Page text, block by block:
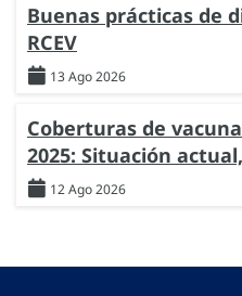
Buenas prácticas de
RCEV
13 Ago 2026
Coberturas de
2025: Situación
12 Ago 2026